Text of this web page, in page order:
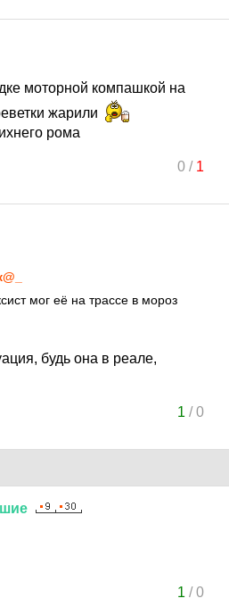
моторной компашкой на
жарили
рома
0/ 1
мог её на трассе в мороз
будь она в реале,
1 /0
1 /0